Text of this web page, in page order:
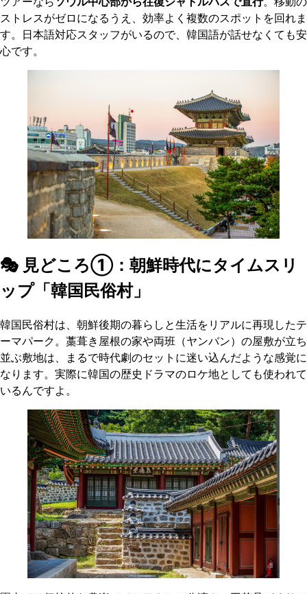
ストレスがゼロになるうえ、効率よく複数のスポットを回れま
す。日本語対応スタッフがいるので、韓国語が話せなくても安
心です。
🎭 見どころ①：朝鮮時代にタイムスリ
ップ「韓国民俗村」
韓国民俗村は、朝鮮後期の暮らしと生活をリアルに再現したテ
ーマパーク。藁葺き屋根の家や両班（ヤンバン）の屋敷が立ち
並ぶ敷地は、まるで時代劇のセットに迷い込んだような感覚に
なります。実際に韓国の歴史ドラマのロケ地としても使われて
いるんですよ。